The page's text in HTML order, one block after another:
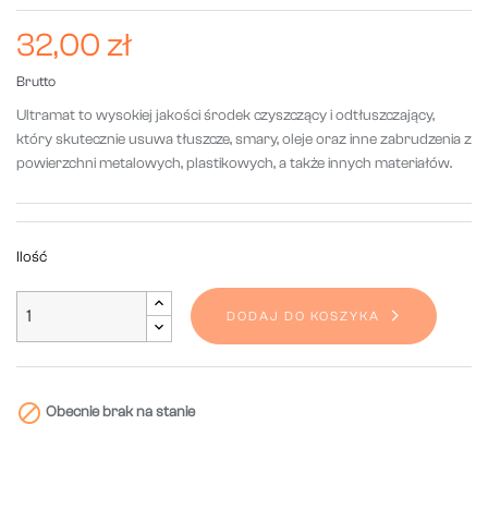
32,00 zł
Brutto
Ultramat to wysokiej jakości środek czyszczący i odtłuszczający,
który skutecznie usuwa tłuszcze, smary, oleje oraz inne zabrudzenia z
powierzchni metalowych, plastikowych, a także innych materiałów.
Ilość
DODAJ DO KOSZYKA
 Obecnie brak na stanie